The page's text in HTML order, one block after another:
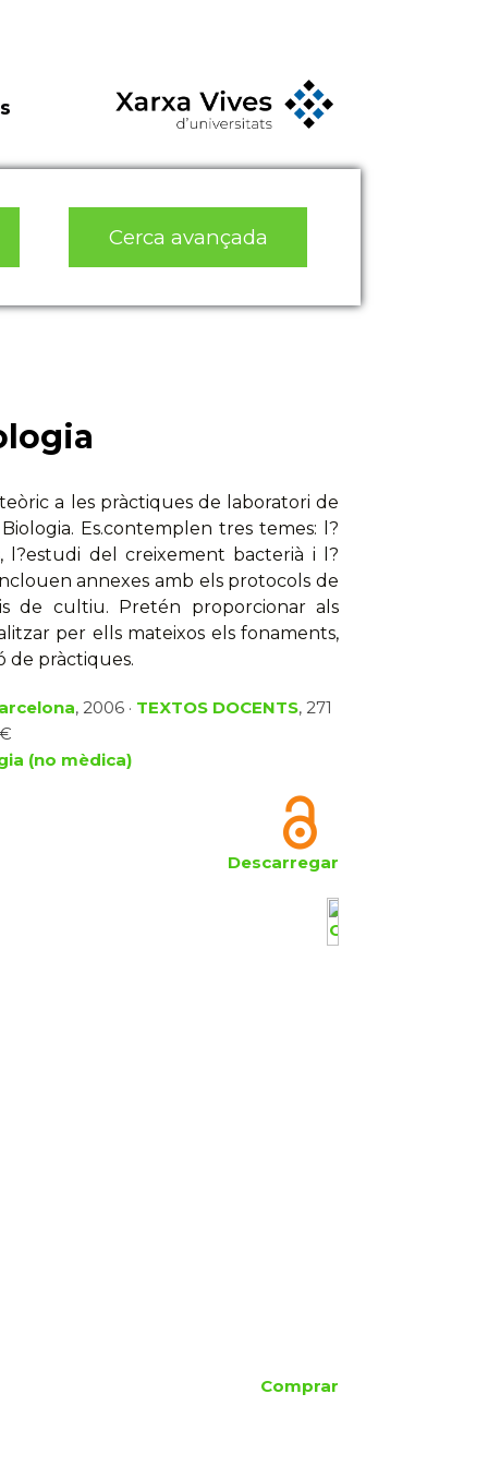
Cerca avançada
a les pràctiques de laboratori de
Es.contemplen tres temes: l?
l?estudi del creixement bacterià i l?
annexes amb els protocols de
de cultiu. Pretén proporcionar als
per ells mateixos els fonaments,
de pràctiques.
, 2006 · TEXTOS DOCENTS, 271
(no mèdica)
Descarregar
Comprar